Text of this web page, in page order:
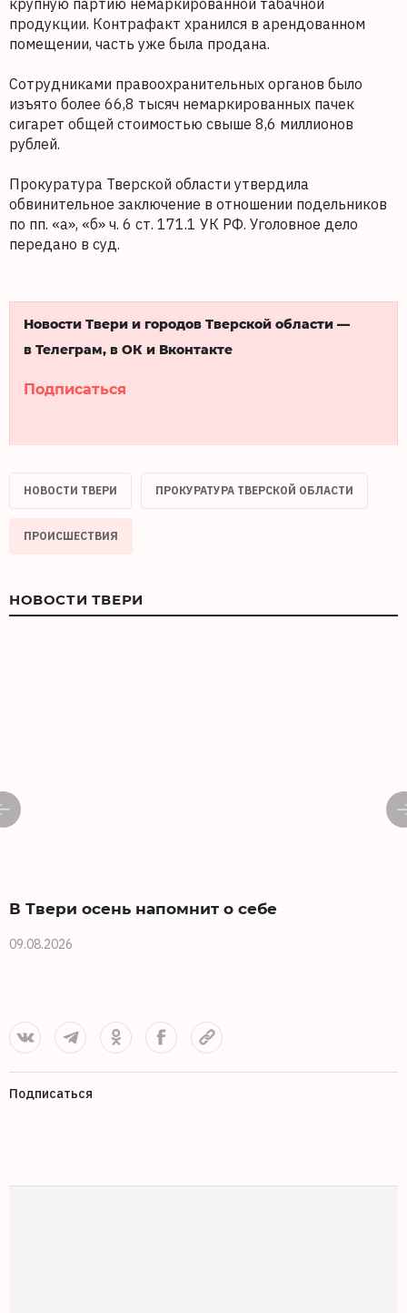
крупную партию немаркированной табачной
продукции. Контрафакт хранился в арендованном
помещении, часть уже была продана.
Сотрудниками правоохранительных органов было
изъято более 66,8 тысяч немаркированных пачек
сигарет общей стоимостью свыше 8,6 миллионов
рублей.
Прокуратура Тверской области утвердила
обвинительное заключение в отношении подельников
по пп. «а», «б» ч. 6 ст. 171.1 УК РФ. Уголовное дело
передано в суд.
Новости Твери и городов Тверской области —
в Телеграм, в ОК и Вконтакте
Подписаться
НОВОСТИ ТВЕРИ ПРОКУРАТУРА ТВЕРСКОЙ ОБЛАСТИ
ПРОИСШЕСТВИЯ
НОВОСТИ ТВЕРИ
В Твери осень напомнит о себе
09.08.2026
Подписаться